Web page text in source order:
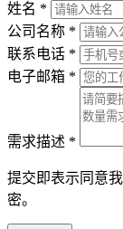
姓名 *
公司名称 *
联系电话 *
电子邮箱 *
需求描述 *
提交即表示同意
密。